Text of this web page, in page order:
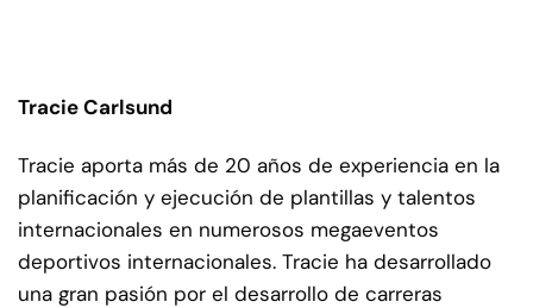
Tracie Carlsund
Tracie aporta más de 20 años de experiencia en la
planificación y ejecución de plantillas y talentos
internacionales en numerosos megaeventos
deportivos internacionales. Tracie ha desarrollado
una gran pasión por el desarrollo de carreras